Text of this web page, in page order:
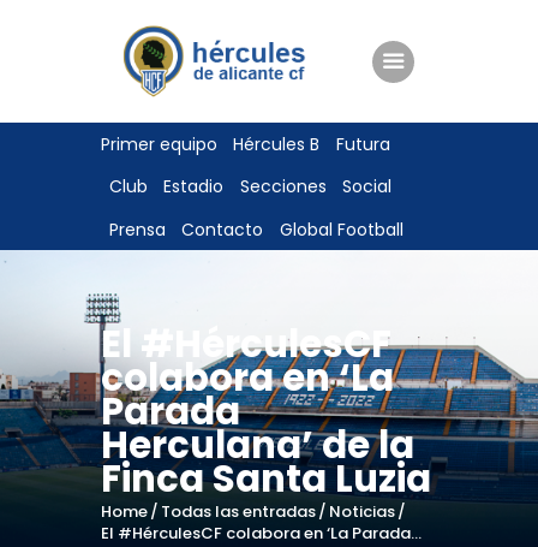
Primer equipo Hércules B
Futura
Club
Estadio Secciones
Social
Prensa
Contacto Global Football
El #HérculesCF
colabora en ‘La
Parada
Herculana’ de la
Finca Santa Luzia
Home Todas las entradas
Noticias
El #HérculesCF colabora en ‘La Parada...
ENTRADAS
TIENDA
HÉRCULESCF100